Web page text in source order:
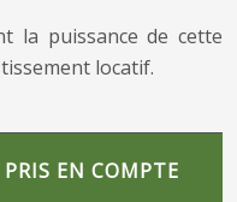
la puissance de cette
locatif.
PRIS EN COMPTE